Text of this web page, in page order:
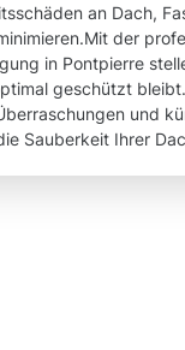
an Dach,
der
in Pontpierre
geschützt
und
Sauberkeit Ihrer